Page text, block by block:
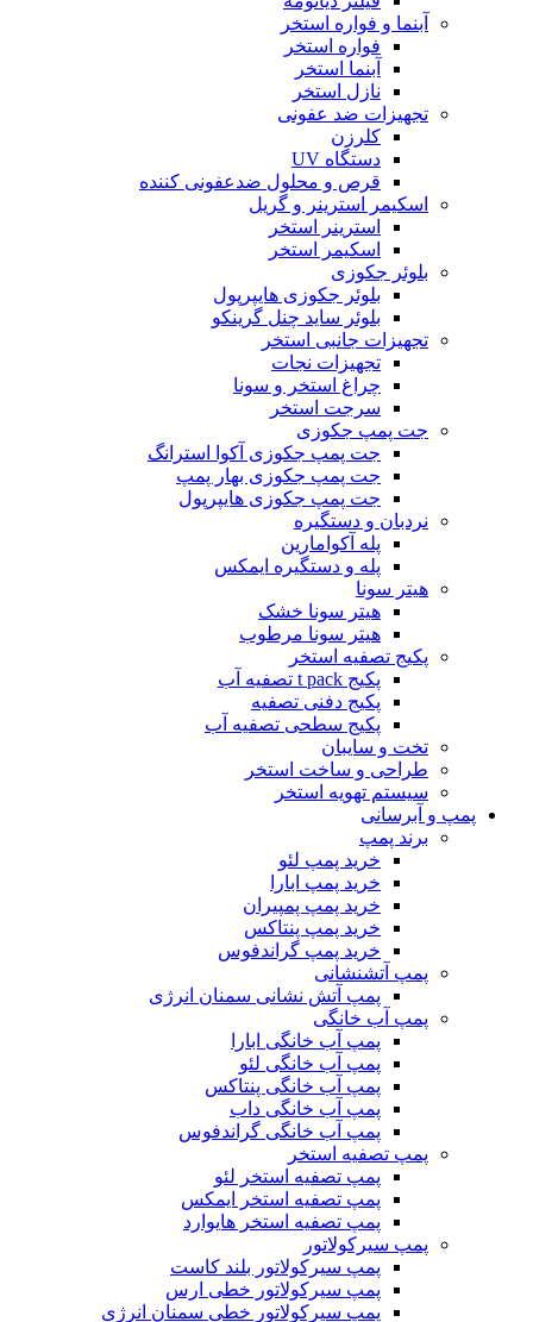
آبنما و فواره استخر
فواره استخر
آبنما استخر
نازل استخر
تجهیزات ضد عفونی
کلرزن
دستگاه UV
قرص و محلول ضدعفونی کننده
اسکیمر استرینر و گریل
استرینر استخر
اسکیمر استخر
بلوئر جکوزی
بلوئر جکوزی هایپرپول
بلوئر ساید چنل گرینکو
تجهیزات جانبی استخر
تجهیزات نجات
چراغ استخر و سونا
سرجت استخر
جت پمپ جکوزی
جت پمپ جکوزی آکوا استرانگ
جت پمپ جکوزی بهار پمپ
جت پمپ جکوزی هایپرپول
نردبان و دستگیره
پله آکوامارین
پله و دستگیره ایمکس
هیتر سونا
هیتر سونا خشک
هیتر سونا مرطوب
پکیج تصفیه استخر
پکیج t pack تصفیه آب
پکیج دفنی تصفیه
پکیج سطحی تصفیه آب
تخت و سایبان
طراحی و ساخت استخر
سیستم تهویه استخر
پمپ و آبرسانی
برند پمپ
خرید پمپ لئو
خرید پمپ ابارا
خرید پمپ پمپیران
خرید پمپ پنتاکس
خرید پمپ گراندفوس
پمپ آتشنشانی
پمپ آتش نشانی سمنان انرژی
پمپ آب خانگی
پمپ آب خانگی ابارا
پمپ آب خانگی لئو
پمپ آب خانگی پنتاکس
پمپ آب خانگی داب
پمپ آب خانگی گراندفوس
پمپ تصفیه استخر
پمپ تصفیه استخر لئو
پمپ تصفیه استخر ایمکس
پمپ تصفیه استخر هایوارد
پمپ سیرکولاتور
پمپ سیرکولاتور بلند کاست
پمپ سیرکولاتور خطی ارس
پمپ سیرکولاتور خطی سمنان انرژی